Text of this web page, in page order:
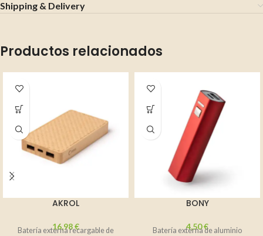
Shipping & Delivery
Productos relacionados
AKROL
16,98€
Batería externa recargable de
BONY
4,50€
Batería externa de aluminio